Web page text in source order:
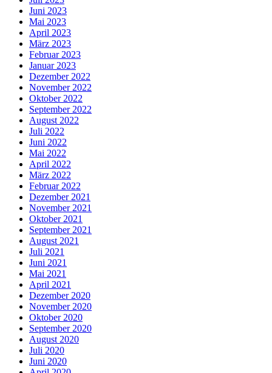
Juni 2023
Mai 2023
April 2023
März 2023
Februar 2023
Januar 2023
Dezember 2022
November 2022
Oktober 2022
September 2022
August 2022
Juli 2022
Juni 2022
Mai 2022
April 2022
März 2022
Februar 2022
Dezember 2021
November 2021
Oktober 2021
September 2021
August 2021
Juli 2021
Juni 2021
Mai 2021
April 2021
Dezember 2020
November 2020
Oktober 2020
September 2020
August 2020
Juli 2020
Juni 2020